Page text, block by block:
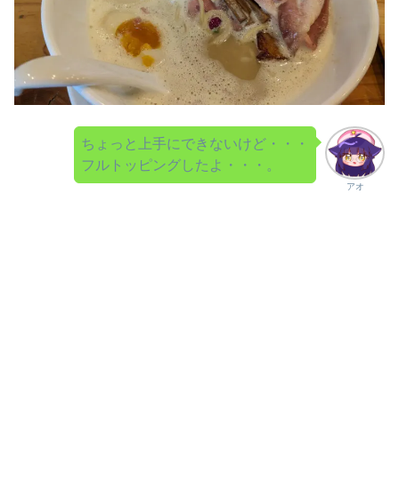
アオ
ちょっと上手にできないけど・・・
フルトッピングしたよ・・・。